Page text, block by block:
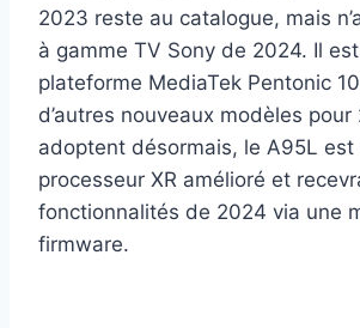
2023 reste au catalogue, mais
à gamme TV Sony de 2024. Il
plateforme MediaTek Pentonic
d’autres nouveaux modèles pour
adoptent désormais, le A95L
processeur XR amélioré et
fonctionnalités de 2024 via une
firmware.